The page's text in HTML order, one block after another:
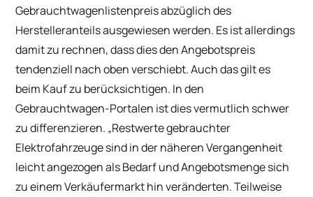
Gebrauchtwagenlistenpreis abzüglich des
Herstelleranteils ausgewiesen werden. Es ist allerdings
damit zu rechnen, dass dies den Angebotspreis
tendenziell nach oben verschiebt. Auch das gilt es
beim Kauf zu berücksichtigen. In den
Gebrauchtwagen-Portalen ist dies vermutlich schwer
zu differenzieren. „Restwerte gebrauchter
Elektrofahrzeuge sind in der näheren Vergangenheit
leicht angezogen als Bedarf und Angebotsmenge sich
zu einem Verkäufermarkt hin veränderten. Teilweise